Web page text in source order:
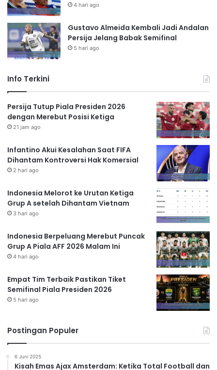
4 hari ago
Gustavo Almeida Kembali Jadi Andalan
Persija Jelang Babak Semifinal
5 hari ago
Info Terkini
Persija Tutup Piala Presiden 2026
dengan Merebut Posisi Ketiga
21 jam ago
Infantino Akui Kesalahan Saat FIFA
Dihantam Kontroversi Hak Komersial
2 hari ago
Indonesia Melorot ke Urutan Ketiga
Grup A setelah Dihantam Vietnam
3 hari ago
Indonesia Berpeluang Merebut Puncak
Grup A Piala AFF 2026 Malam Ini
4 hari ago
Empat Tim Terbaik Pastikan Tiket
Semifinal Piala Presiden 2026
5 hari ago
Postingan Populer
6 Juni 2025
Kisah Emas Ajax Amsterdam: Ketika Total Football dan